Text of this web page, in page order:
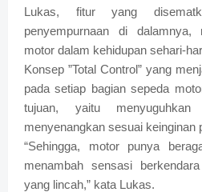
Lukas, fitur yang
penyempurnaan di dalamnya,
motor dalam kehidupan sehari-
Konsep ”Total Control” yang
pada setiap bagian sepeda
tujuan, yaitu
menyenangkan sesuai keinginan
“Sehingga, motor punya
menambah sensasi
yang lincah,” kata Lukas.